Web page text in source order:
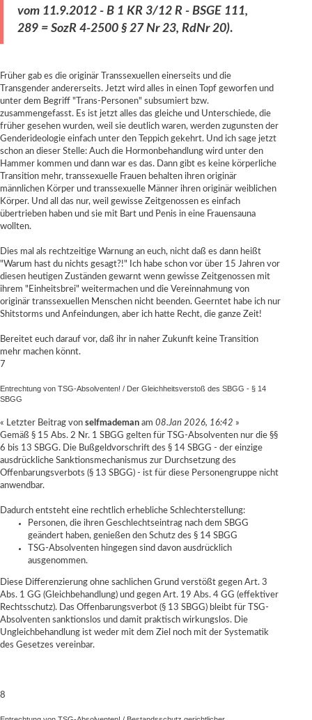
vom 11.9.2012 - B 1 KR 3/12 R - BSGE 111,
289 = SozR 4-2500 § 27 Nr 23, RdNr 20).
Früher gab es die originär Transsexuellen einerseits und die
Transgender andererseits. Jetzt wird alles in einen Topf geworfen und
unter dem Begriff "Trans-Personen" subsumiert bzw.
zusammengefasst. Es ist jetzt alles das gleiche und Unterschiede, die
früher gesehen wurden, weil sie deutlich waren, werden zugunsten der
Genderideologie einfach unter den Teppich gekehrt. Und ich sage jetzt
schon an dieser Stelle: Auch die Hormonbehandlung wird unter den
Hammer kommen und dann war es das. Dann gibt es keine körperliche
Transition mehr, transsexuelle Frauen behalten ihren originär
männlichen Körper und transsexuelle Männer ihren originär weiblichen
Körper. Und all das nur, weil gewisse Zeitgenossen es einfach
übertrieben haben und sie mit Bart und Penis in eine Frauensauna
wollten.
Dies mal als rechtzeitige Warnung an euch, nicht daß es dann heißt
"Warum hast du nichts gesagt?!" Ich habe schon vor über 15 Jahren vor
diesen heutigen Zuständen gewarnt wenn gewisse Zeitgenossen mit
ihrem "Einheitsbrei" weitermachen und die Vereinnahmung von
originär transsexuellen Menschen nicht beenden. Geerntet habe ich nur
Shitstorms und Anfeindungen, aber ich hatte Recht, die ganze Zeit!
Bereitet euch darauf vor, daß ihr in naher Zukunft keine Transition
mehr machen könnt.
7
Entrechtung von TSG-Absolventen! / Der Gleichheitsverstoß des SBGG - § 14
SBGG
« Letzter Beitrag von selfmademan am 08.Jan 2026, 16:42 »
Gemäß § 15 Abs. 2 Nr. 1 SBGG gelten für TSG-Absolventen nur die §§
6 bis 13 SBGG. Die Bußgeldvorschrift des § 14 SBGG - der einzige
ausdrückliche Sanktionsmechanismus zur Durchsetzung des
Offenbarungsverbots (§ 13 SBGG) - ist für diese Personengruppe nicht
anwendbar.
Dadurch entsteht eine rechtlich erhebliche Schlechterstellung:
Personen, die ihren Geschlechtseintrag nach dem SBGG
geändert haben, genießen den Schutz des § 14 SBGG
TSG-Absolventen hingegen sind davon ausdrücklich
ausgenommen.
Diese Differenzierung ohne sachlichen Grund verstößt gegen Art. 3
Abs. 1 GG (Gleichbehandlung) und gegen Art. 19 Abs. 4 GG (effektiver
Rechtsschutz). Das Offenbarungsverbot (§ 13 SBGG) bleibt für TSG-
Absolventen sanktionslos und damit praktisch wirkungslos. Die
Ungleichbehandlung ist weder mit dem Ziel noch mit der Systematik
des Gesetzes vereinbar.
8